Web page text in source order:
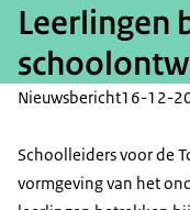
Leerlingen
Nieuwsbericht16-12-
Schoolleiders voor de
vormgeving van het